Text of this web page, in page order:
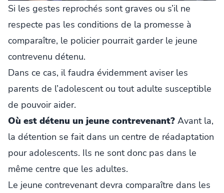
Si les gestes reprochés sont graves ou s’il ne
respecte pas les conditions de la promesse à
comparaître, le policier pourrait garder le jeune
contrevenu détenu.
Dans ce cas, il faudra évidemment aviser les
parents de l’adolescent ou tout adulte susceptible
de pouvoir aider.
Où est détenu un jeune contrevenant? Avant la,
la détention se fait dans un centre de réadaptation
pour adolescents. Ils ne sont donc pas dans le
même centre que les adultes.
Le jeune contrevenant devra comparaître dans les